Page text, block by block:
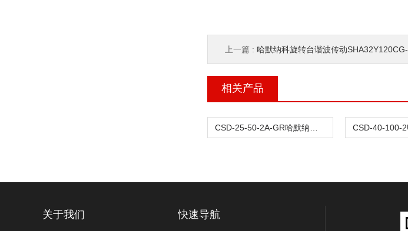
上一篇 : 哈默纳科旋转台谐波传动SHA32Y120CG-B12
相关产品
关于我们 快速导航